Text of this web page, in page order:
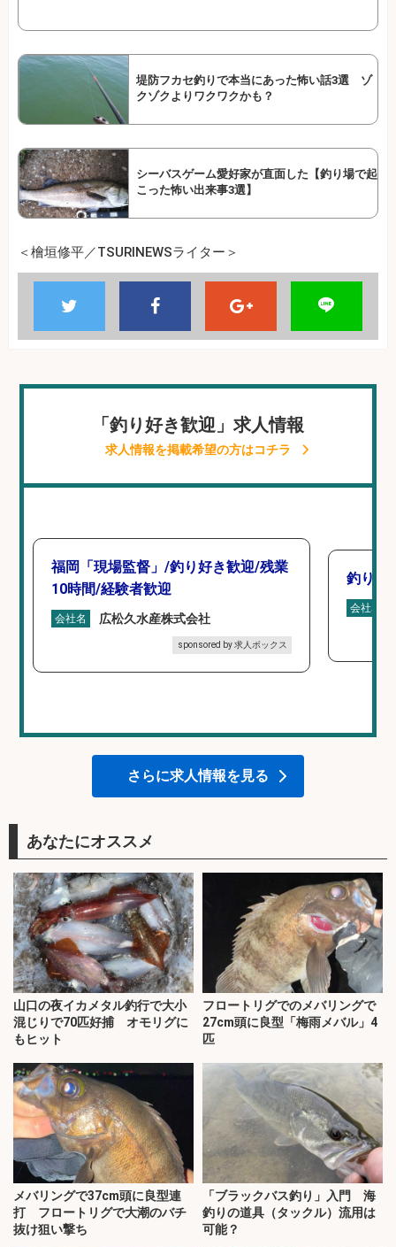
堤防フカセ釣りで本当にあった怖い話3選 ゾ
クゾクよりワクワクかも？
シーバスゲーム愛好家が直面した【釣り場で起
こった怖い出来事3選】
＜檜垣修平／TSURINEWSライター＞
「釣り好き歓迎」求人情報
求人情報を掲載希望の方はコチラ
福岡「現場監督」/釣り好き歓迎/残業
10時間/経験者歓迎
会社名 広松久水産株式会社
sponsored by 求人ボックス
釣り具
会社名
さらに求人情報を見る
あなたにオススメ
山口の夜イカメタル釣行で大小
混じりで70匹好捕 オモリグに
もヒット
フロートリグでのメバリングで
27cm頭に良型「梅雨メバル」4
匹
メバリングで37cm頭に良型連
打 フロートリグで大潮のバチ
抜け狙い撃ち
「ブラックバス釣り」入門 海
釣りの道具（タックル）流用は
可能？